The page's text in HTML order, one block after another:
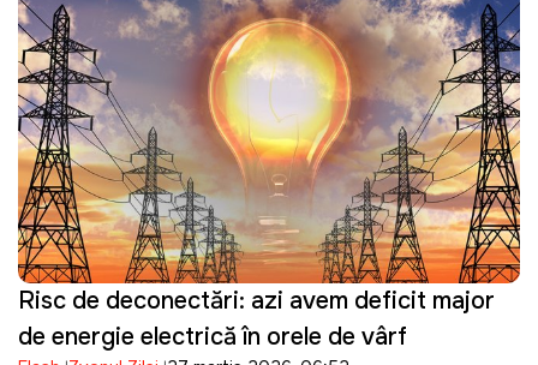
Risc de deconectări: azi avem deficit major
de energie electrică în orele de vârf